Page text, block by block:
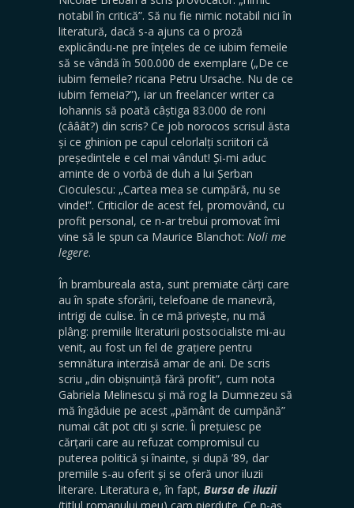
notabil în critică”. Să nu fie nimic notabil nici în
literatură, dacă s-a ajuns ca o proză
explicându-ne pre înțeles de ce iubim femeile
să se vândă în 500.000 de exemplare („De ce
iubim femeile? ricana Petru Ursache. Nu de ce
iubim femeia?”), iar un freelancer writer ca
Iohannis să poată câștiga 83.000 de roni
(cââât?) din scris? Ce job norocos scrisul ăsta
și ce ghinion pe capul celorlalți scriitori că
președintele e cel mai vândut! Și-mi aduc
aminte de o vorbă de duh a lui Șerban
Cioculescu: „Cartea mea se cumpără, nu se
vinde!”. Criticilor de acest fel, promovând, cu
profit personal, ce n-ar trebui promovat îmi
vine să le spun ca Maurice Blanchot: Noli me
legere.
În brambureala asta, sunt premiate cărți care
au în spate sforării, telefoane de manevră,
intrigi de culise. În ce mă privește, nu mă
plâng: premiile literaturii postsocialiste mi-au
venit, au fost un fel de grațiere pentru
semnătura interzisă amar de ani. De scris
scriu „din obișnuință fără profit”, cum nota
Gabriela Melinescu și mă rog la Dumnezeu să
mă îngăduie pe acest „pământ de cumpănă”
numai cât pot citi și scrie. Îi prețuiesc pe
cărțarii care au refuzat compromisul cu
puterea politică și înainte, și după ’89, dar
premiile s-au oferit și se oferă unor iluzii
literare. Literatura e, în fapt, Bursa de iluzii
(titlul romanului meu) cam pierdute. Ce n-aș